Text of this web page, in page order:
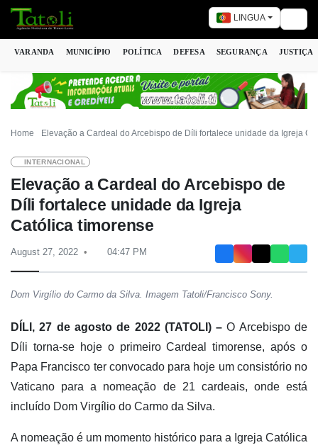
LINGUA
VARANDA MUNICÍPIO POLÍTICA DEFESA SEGURANÇA JUSTIÇA
Home Elevação a Cardeal do Arcebispo de Díli fortalece unidade da Igreja
INTERNACIONAL
Elevação a Cardeal do Arcebispo de
Díli fortalece unidade da Igreja
Católica timorense
August 27, 2022 04:47 PM
Dom Virgílio do Carmo da Silva. Imagem Tatoli/Francisco Sony.
DÍLI, 27 de agosto de 2022 (TATOLI) – O Arcebispo de
Díli torna-se hoje o primeiro Cardeal timorense, após o
Papa Francisco ter convocado para hoje um consistório no
Vaticano para a nomeação de 21 cardeais, onde está
incluído Dom Virgílio do Carmo da Silva.
A nomeação é um momento histórico para a Igreja Católica